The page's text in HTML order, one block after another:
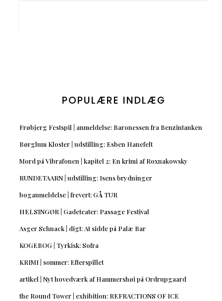
POPULÆRE INDLÆG
Frøbjerg Festspil | anmeldelse: Baronessen fra Benzintanken
Børglum Kloster | udstilling: Esben Hanefelt
Mord på Vibrafonen | kapitel 2: En krimi af Roxnakowsky
RUNDETAARN | udstilling: Isens brydninger
boganmeldelse | frevert: GÅ TUR
HELSINGØR | Gadeteater: Passage Festival
Asger Schnack | digt: At sidde på Palæ Bar
KOGEBOG | Tyrkisk: Sofra
KRIMI | sommer: Efterspillet
artikel | Nyt hovedværk af Hammershøi på Ordrupgaard
the Round Tower | exhibition: REFRACTIONS OF ICE